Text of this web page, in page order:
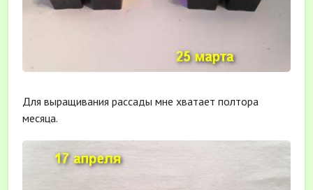
Для выращивания рассады мне хватает полтора
месяца.